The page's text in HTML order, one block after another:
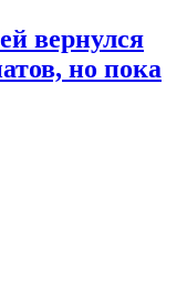
вернулся
но пока